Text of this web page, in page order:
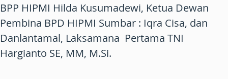
BPP HIPMI Hilda Kusumadewi, Ketua Dewan
Pembina BPD HIPMI Sumbar : Iqra Cisa, dan
Danlantamal, Laksamana Pertama TNI
Hargianto SE, MM, M.Si.